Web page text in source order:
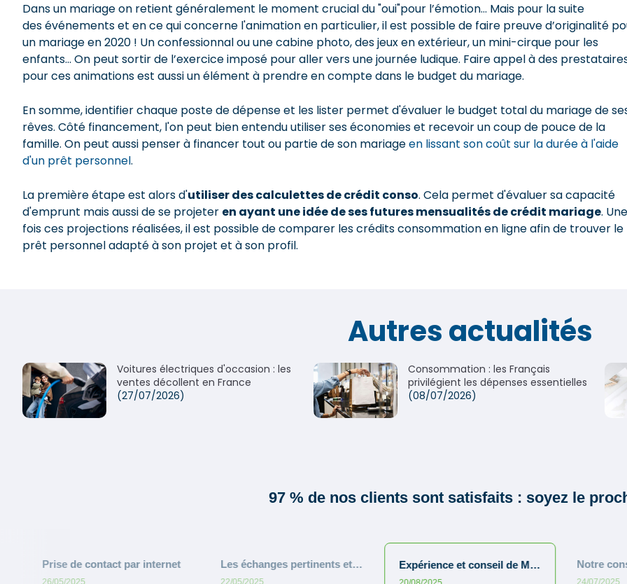
Dans un mariage on retient généralement le moment crucial du "oui"pour l’émotion… Mais pour la suite
des événements et en ce qui concerne l'animation en particulier, il est possible de faire preuve d’originalité
un mariage en 2020 ! Un confessionnal ou une cabine photo, des jeux en extérieur, un mini-cirque pour les
enfants… On peut sortir de l’exercice imposé pour aller vers une journée ludique. Faire appel à des
pour ces animations est aussi un élément à prendre en compte dans le budget du mariage.
En somme, identifier chaque poste de dépense et les lister permet d'évaluer le budget total du mariage de
rêves. Côté financement, l'on peut bien entendu utiliser ses économies et recevoir un coup de pouce de la
famille. On peut aussi penser à financer tout ou partie de son mariageen lissant son coût sur la durée à l'aide
d'un prêt personnel.
La première étape est alors d'utiliser des calculettes de crédit conso. Cela permet d'évaluer sa capacité
d'emprunt mais aussi de se projeter en ayant une idée de ses futures mensualités de crédit mariage. Une
fois ces projections réalisées, il est possible de comparer les crédits consommation en ligne afin de trouver le
prêt personnel adapté à son projet et à son profil.
Autres actualités
Voitures électriques d'occasion : les
ventes décollent en France
(27/07/2026)
Consommation : les Français
privilégient les dépenses essentielles
(08/07/2026)